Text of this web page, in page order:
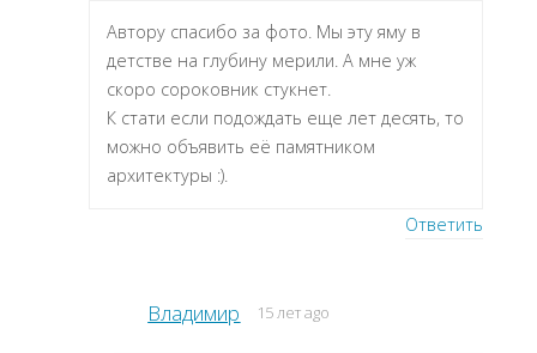
Автору спасибо за фото. Мы эту яму в
детстве на глубину мерили. А мне уж
скоро сороковник стукнет.
К стати если подождать еще лет десять, то
можно объявить её памятником
архитектуры :).
Ответить
Владимир 15 лет ago